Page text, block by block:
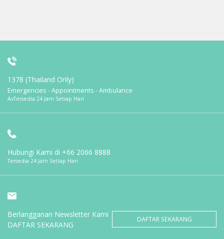
1378 (Thailand Only)
Emergencies - Appointments - Ambulance
AvTersedia 24 Jam Setiap Hari
Hubungi Kami di +66 2066 8888
Tersedia 24 Jam Setiap Hari
Berlangganan Newsletter Kami
DAFTAR SEKARANG
DAFTAR SEKARANG